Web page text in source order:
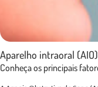
Aparelho intraoral
Conheça os principais